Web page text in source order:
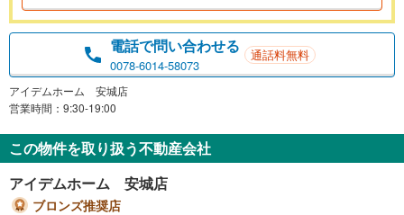
電話で問い合わせる
0078-6014-58073
通話料無料
アイデムホーム 安城店
営業時間：9:30-19:00
この物件を取り扱う不動産会社
アイデムホーム 安城店
ブロンズ推奨店